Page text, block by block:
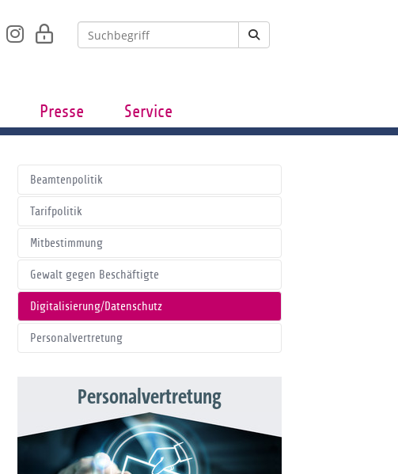
Presse Service
Beamtenpolitik
Tarifpolitik
Mitbestimmung
Gewalt gegen Beschäftigte
Digitalisierung/Datenschutz
Personalvertretung
Personalvertretung